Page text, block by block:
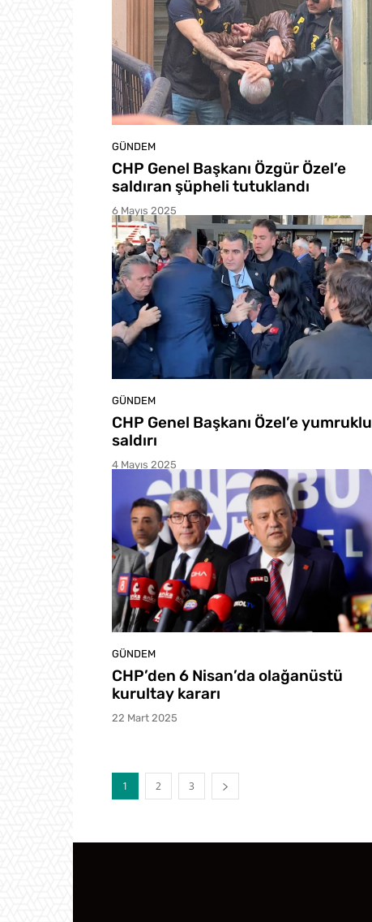
GÜNDEM
CHP Genel Başkanı Özgür Özel’e
saldıran şüpheli tutuklandı
6 Mayıs 2025
GÜNDEM
CHP Genel Başkanı Özel’e yumruklu
saldırı
4 Mayıs 2025
GÜNDEM
CHP’den 6 Nisan’da olağanüstü
kurultay kararı
22 Mart 2025
1 2 3